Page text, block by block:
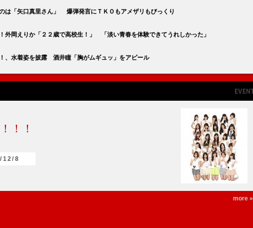
は「矢口真里さん」 爆弾発言にＴＫＯもアメザリもびっくり
外岡えりか「２２歳で高校生！」 「淡い青春を体験できてうれしかった」
、水着姿を披露 酒井瞳「胸がムギュッ」をアピール
！！
12/8
more »